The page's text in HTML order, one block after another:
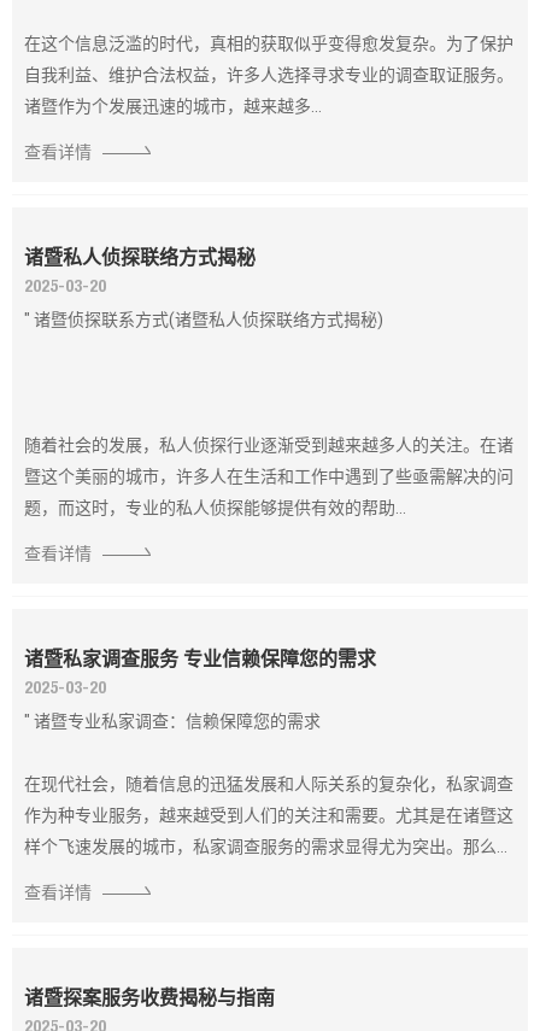
在这个信息泛滥的时代，真相的获取似乎变得愈发复杂。为了保护
自我利益、维护合法权益，许多人选择寻求专业的调查取证服务。
诸暨作为个发展迅速的城市，越来越多...
查看详情
诸暨私人侦探联络方式揭秘
2025-03-20
" 诸暨侦探联系方式(诸暨私人侦探联络方式揭秘)
随着社会的发展，私人侦探行业逐渐受到越来越多人的关注。在诸
暨这个美丽的城市，许多人在生活和工作中遇到了些亟需解决的问
题，而这时，专业的私人侦探能够提供有效的帮助...
查看详情
诸暨私家调查服务 专业信赖保障您的需求
2025-03-20
" 诸暨专业私家调查：信赖保障您的需求
在现代社会，随着信息的迅猛发展和人际关系的复杂化，私家调查
作为种专业服务，越来越受到人们的关注和需要。尤其是在诸暨这
样个飞速发展的城市，私家调查服务的需求显得尤为突出。那么...
查看详情
诸暨探案服务收费揭秘与指南